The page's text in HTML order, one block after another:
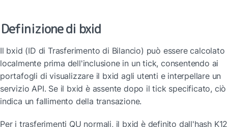
Definizione di bxid
Il bxid (ID di Trasferimento di Bilancio) può essere calcolato
localmente prima dell'inclusione in un tick, consentendo ai
portafogli di visualizzare il bxid agli utenti e interpellare un
servizio API. Se il bxid è assente dopo il tick specificato, ciò
indica un fallimento della transazione.
Per i trasferimenti QU normali, il bxid è definito dall'hash K12